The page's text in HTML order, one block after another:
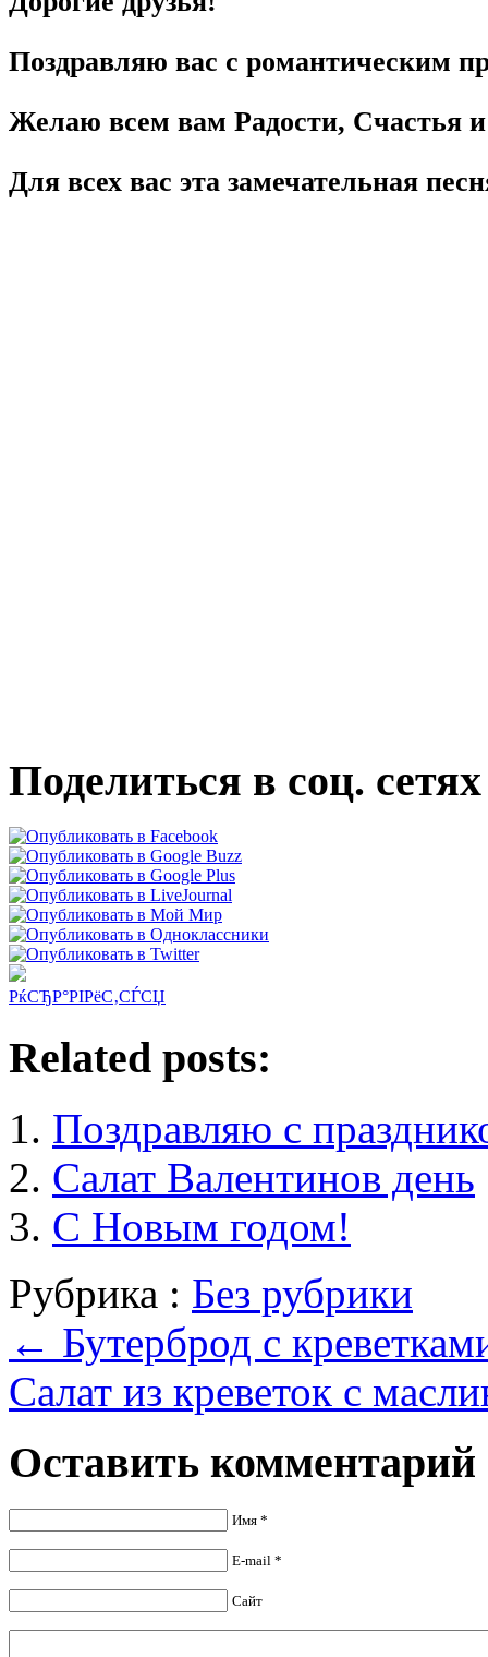
Поздравляю вас с романтическим
Желаю всем вам Радости, Счастья
Для всех вас эта замечательная
Поделиться в соц. сетях
РќСЂР°РІРёС‚СЃСЏ
Related posts:
Поздравляю с
Салат Валентинов день
С Новым годом!
Рубрика : Без рубрики
← Бутерброд с
Салат из креветок с
Оставить комментарий
Имя *
E-mail *
Сайт